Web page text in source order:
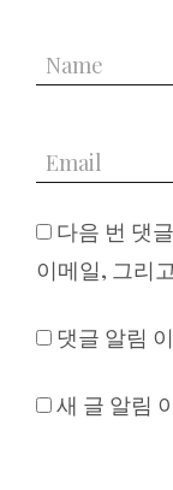
다음 번 댓
이메일, 그리
댓글 알림
새 글 알림